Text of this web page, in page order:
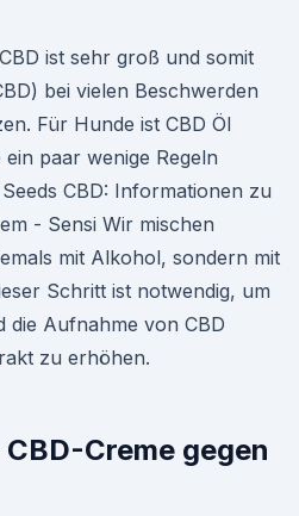
ist sehr groß und somit
bei vielen Beschwerden
Für Hunde ist CBD Öl
paar wenige Regeln
CBD: Informationen zu
- Sensi Wir mischen
mit Alkohol, sondern mit
Schritt ist notwendig, um
die Aufnahme von CBD
zu erhöhen.
Creme gegen